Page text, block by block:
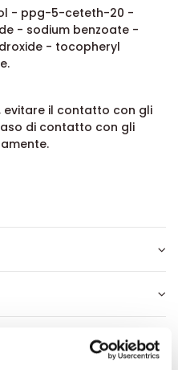
- ppg-5-ceteth-20 -
- sodium benzoate -
- tocopheryl
evitare il contatto con gli
di contatto con gli